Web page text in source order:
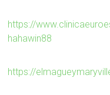
https://
hahawin88
https://